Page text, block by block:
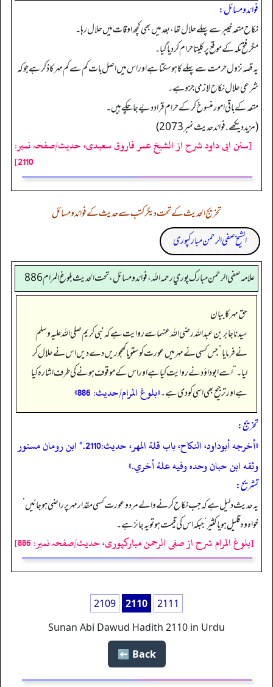
فوائد ومسائل:
نکاح متعہ خیبر سے پہلے حلال تھا، بعد میں بھی کچھ اوقات میں حلال رہا۔
مگر فتح مکہ کے موقع پر کلیتا حرام کر دیا گیا۔
یہ قصہ نزول حرمت سے پہلے کا ہو سکتا ہے اور اس میں اصل بات کم سے کم مہرکا ذکر ہے جو کہ
شرعی حلال نکاح لازمی جزو ہے۔
متعہ کے باقی امور منسوخ کرکے حرام قراد دیے جا چکے ہیں۔
(مزید دیکھے. فوائد حدیث نمبر2073)
[سنن ابی داود شرح از الشیخ عمر فاروق سعیدی، حدیث/صفحہ نمبر:
2110]
تخریج الحدیث کے تحت دیگر کتب سے حدیث کے فوائد و مسائل
الشیخ صفی الرحمن مبارکپوری
علامه صفي الرحمن مبارك پوري رحمه الله، فوائد و مسائل، تحت الحديث بلوغ المرام 886
حق مہر کا بیان
سیدنا جابر بن عبداللہ رضی اللہ عنہما سے روایت ہے کہ نبی کریم صلی اللہ علیہ وسلم
نے فرمایا”جس کسی نے مہر میں عورت کو ستو یا کھجوریں دے دیں اس نے حلال کر
لیا۔“اسے ابوداؤد نے روایت کیا ہے اور اس کے موقوف ہونے کی طرف اشارہ کیا
ہے اور ترجیح بھی اسی کو دی ہے۔«بلوغ المرام/حدیث: 886»
تخریج:
«أخرجه أبوداود، النكاح، باب قلة المهر، حديث:2110.* ابن رومان مستور
وثقه ابن حبان وحده وفيه علة أخري.»
تشریح:
یہ حدیث دلیل ہے کہ جب نکاح کرنے والے مرد و عورت کسی مقدار مہر پر راضی ہو جائیں ‘
خواہ وہ قلیل ہو یا کثیر‘ جبکہ اس کی قیمت ہو تو یہ جائز ہے۔
[بلوغ المرام شرح از صفی الرحمن مبارکپوری، حدیث/صفحہ نمبر: 886]
2109 2110
2111
Sunan Abi Dawud Hadith 2110 in Urdu
Back ⬅️